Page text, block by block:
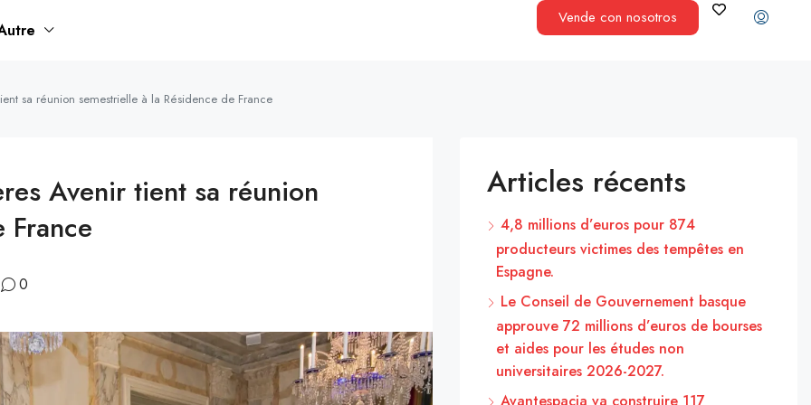
Vende con nosotros
sa réunion semestrielle à la Résidence de France
Avenir tient sa réunion
France
0
Articles récents
4,8 millions d’euros pour 874
producteurs victimes des tempêtes en
Espagne.
Le Conseil de Gouvernement basque
approuve 72 millions d’euros de bourses
et aides pour les études non
universitaires 2026-2027.